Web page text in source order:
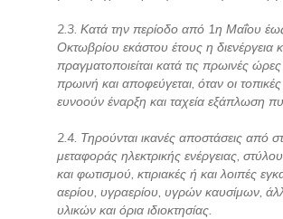
2.3. Κατά την περίοδο από 1η Μαΐου
Οκτωβρίου εκάστου έτους η διενέργεια
πραγματοποιείται κατά τις πρωινές
πρωινή και αποφεύγεται, όταν οι
ευνοούν έναρξη και ταχεία εξάπλωση
2.4. Τηρούνται ικανές αποστάσεις από
μεταφοράς ηλεκτρικής ενέργειας,
και φωτισμού, κτιριακές ή και λοιπές
αερίου, υγραερίου, υγρών καυσίμων,
υλικών και όρια ιδιοκτησίας.